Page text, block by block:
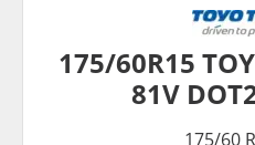
175/60R15
81V
175/60